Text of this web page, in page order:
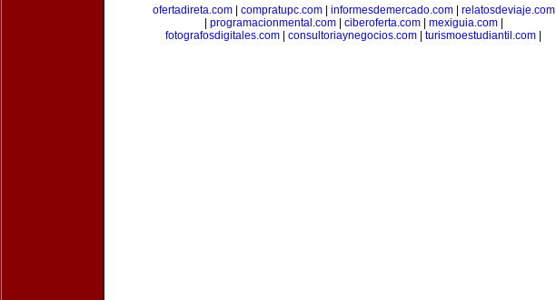
ofertadireta.com| compratupc.com| informesdemercado.com| relatosdeviaje.com
programacionmental.com| ciberoferta.com| mexiguia.com|
fotografosdigitales.com
consultoriaynegocios.com turismoestudiantil.com